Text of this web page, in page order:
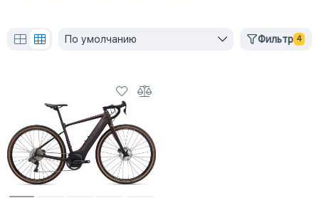
По умолчанию Фильтр 4